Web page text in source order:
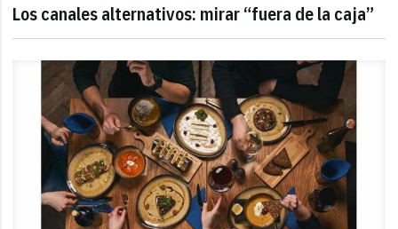
Los canales alternativos: mirar “fuera de la caja”